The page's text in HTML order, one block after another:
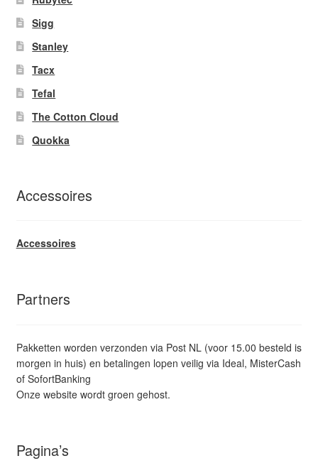
Sigg
Stanley
Tacx
Tefal
The Cotton Cloud
Quokka
Accessoires
Accessoires
Partners
Pakketten worden verzonden via Post NL (voor 15.00 besteld is
morgen in huis) en betalingen lopen veilig via Ideal, MisterCash
of SofortBanking
Onze website wordt groen gehost.
Pagina’s